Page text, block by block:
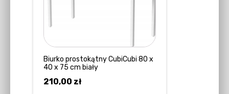
Biurko prostokątny CubiCubi 80 x
40 x 75 cm biały
210,00 zł